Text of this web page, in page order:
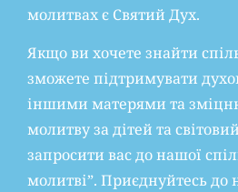
молитвах є Святий Дух.
Якщо ви хочете знайти
зможете підтримувати
іншими матерями та
молитву за дітей та
запросити вас до нашої
молитві”. Приєднуйтесь до